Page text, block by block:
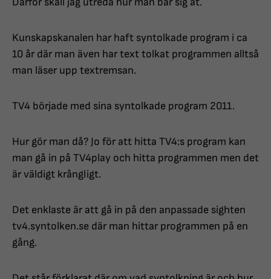
Kunskapskanalen har haft syntolkade program i ca
10 år där man även har text tolkat programmen alltså
man läser upp textremsan.
TV4 började med sina syntolkade program 2011.
Hur gör man då? Jo för att hitta TV4:s program kan
man gå in på TV4play och hitta programmen men det
är väldigt krångligt.
Det enklaste är att gå in på den anpassade sighten
tv4.syntolken.se där man hittar programmen på en
gång.